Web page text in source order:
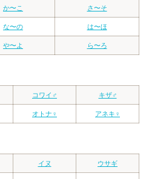
か〜こ さ〜そ
な〜の は〜ほ
や〜よ ら〜ろ
コワイ♂ キザ♂
オトナ♀ アネキ♀
イヌ ウサギ